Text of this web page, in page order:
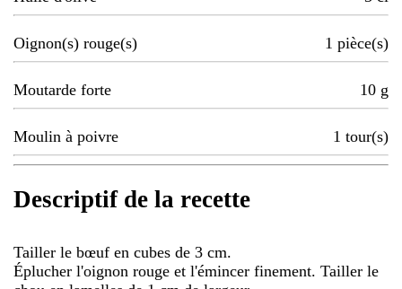
Oignon(s) rouge(s) 1 pièce(s)
Moutarde forte 10 g
Moulin à poivre 1 tour(s)
Descriptif de la recette
Tailler le bœuf en cubes de 3 cm.
Éplucher l'oignon rouge et l'émincer finement. Tailler le